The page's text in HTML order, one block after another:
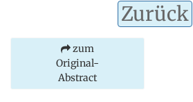
Zurück
zum
Original-
Abstract